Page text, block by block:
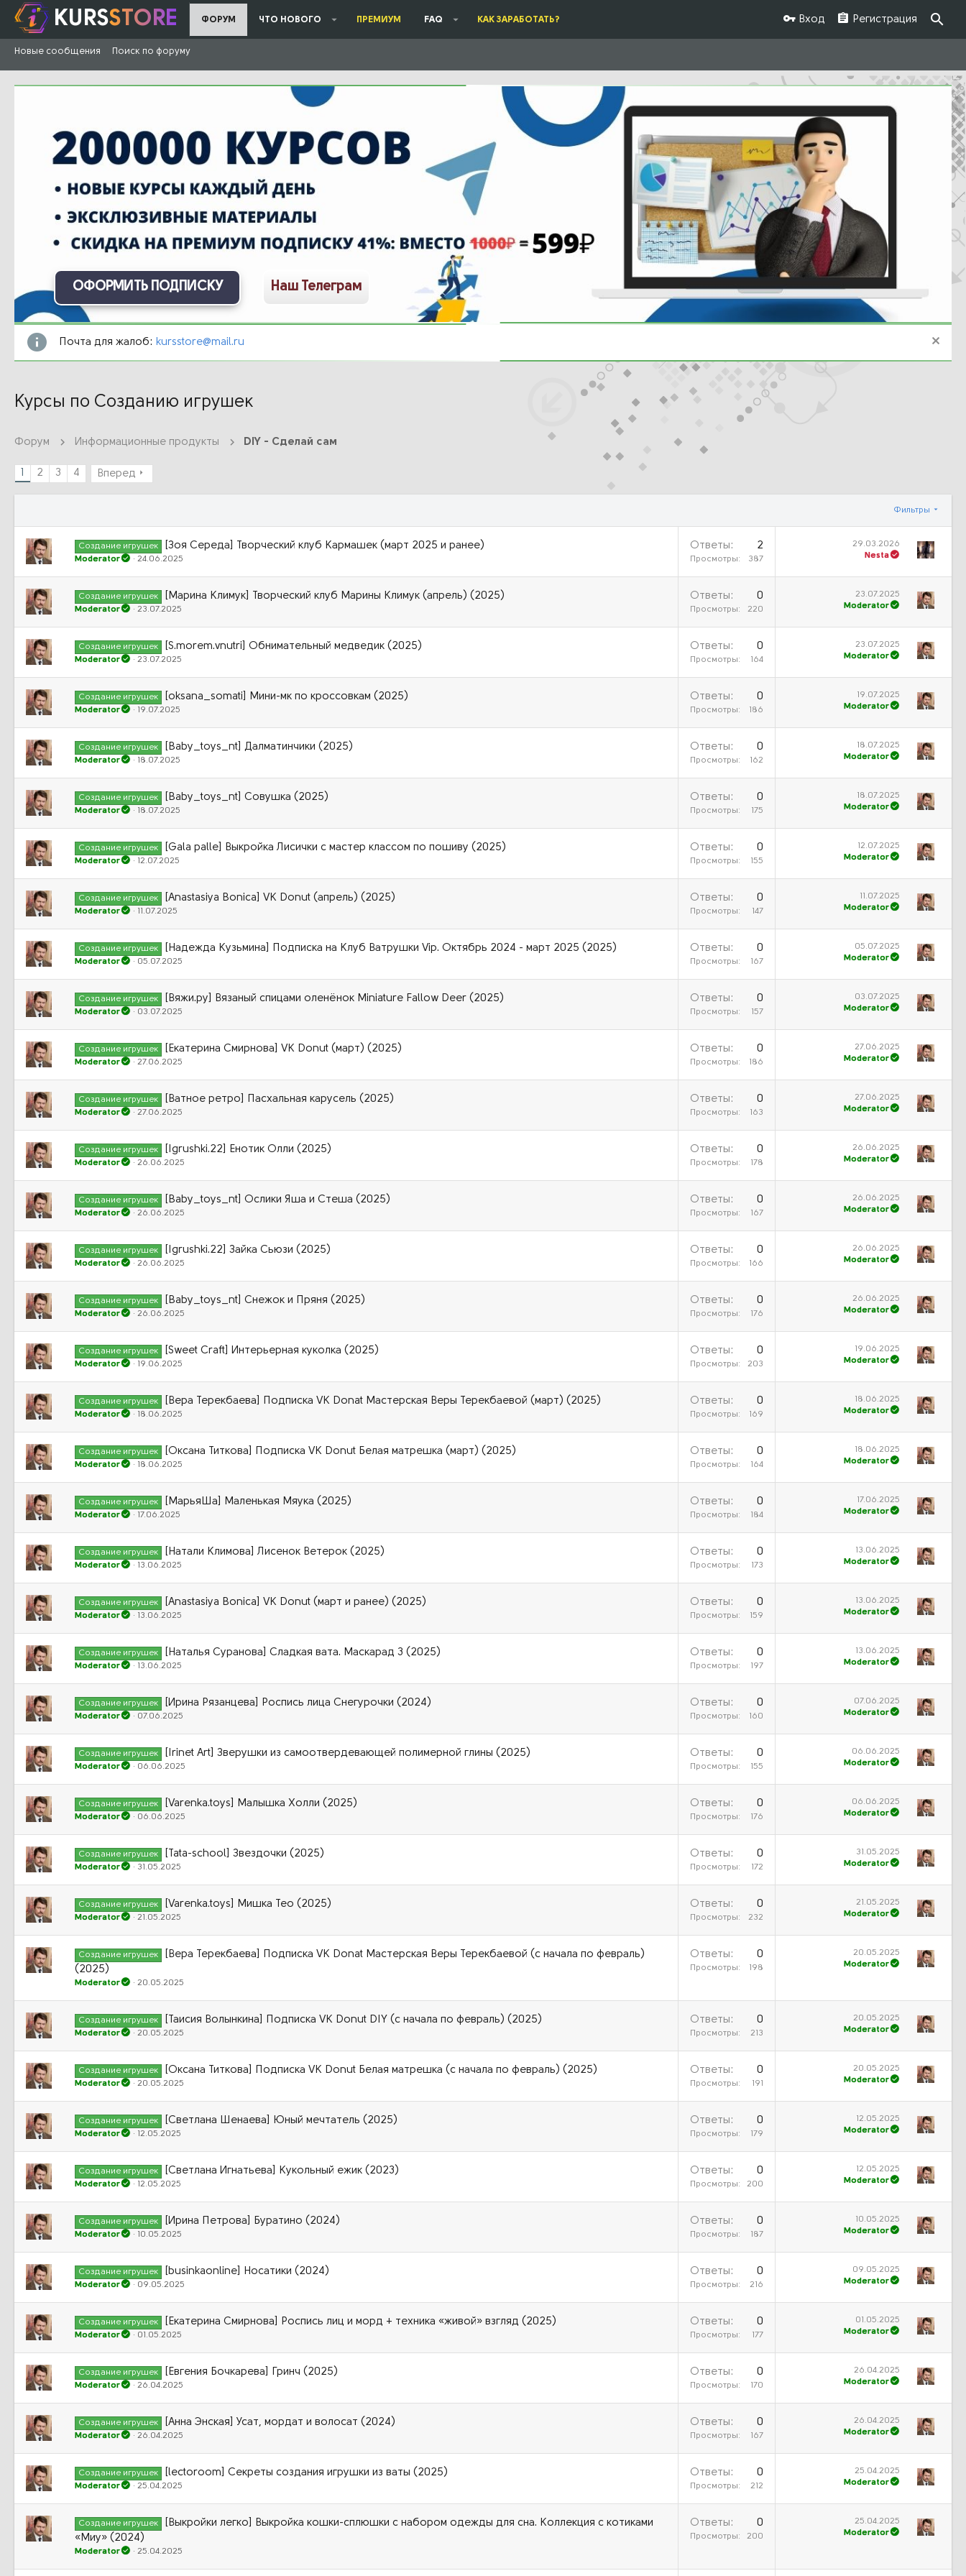
KURSSTORE ФОРУМ ЧТО НОВОГО ПРЕМИУМ FAQ КАК ЗАРАБОТАТЬ? Вход Регистрация
Новые сообщения Поиск по форуму
ОФОРМИТЬ ПОДПИСКУ Наш Телеграм
Почта для жалоб: kursstore@mail.ru
Курсы по Созданию игрушек
Форум Информационные продукты DIY - Сделай сам
2 3 4 Вперед
Фильтры
Создание игрушек [Зоя Середа] Творческий клуб Кармашек (март 2025 и ранее)
Moderator 24.06.2025
Ответы 2
Просмотры 387
29.03.2026
Nesta
Создание игрушек [Марина Климук] Творческий клуб Марины Климук (апрель) (2025)
Moderator 23.07.2025
Ответы 0
Просмотры 220
23.07.2025
Moderator
Создание игрушек [S.morem.vnutri] Обнимательный медведик (2025)
Moderator 23.07.2025
Ответы 0
Просмотры 164
23.07.2025
Moderator
Создание игрушек [oksana_somati] Мини-мк по кроссовкам (2025)
Moderator 19.07.2025
Ответы 0
Просмотры 186
19.07.2025
Moderator
Создание игрушек [Baby_toys_nt] Далматинчики (2025)
Moderator 18.07.2025
Ответы 0
Просмотры 162
18.07.2025
Moderator
Создание игрушек [Baby_toys_nt] Совушка (2025)
Moderator 18.07.2025
Ответы 0
Просмотры 175
18.07.2025
Moderator
Создание игрушек [Gala palle] Выкройка Лисички с мастер классом по пошиву (2025)
Moderator 12.07.2025
Ответы 0
Просмотры 155
12.07.2025
Moderator
Создание игрушек [Anastasiya Bonica] VK Donut (апрель) (2025)
Moderator 11.07.2025
Ответы 0
Просмотры 147
11.07.2025
Moderator
Создание игрушек [Надежда Кузьмина] Подписка на Клуб Ватрушки Vip. Октябрь 2024 - март 2025 (2025)
Moderator 05.07.2025
Ответы 0
Просмотры 167
05.07.2025
Moderator
Создание игрушек [Вяжи.ру] Вязаный спицами оленёнок Miniature Fallow Deer (2025)
Moderator 03.07.2025
Ответы 0
Просмотры 157
03.07.2025
Moderator
Создание игрушек [Екатерина Смирнова] VK Donut (март) (2025)
Moderator 27.06.2025
Ответы 0
Просмотры 186
27.06.2025
Moderator
Создание игрушек [Ватное ретро] Пасхальная карусель (2025)
Moderator 27.06.2025
Ответы 0
Просмотры 163
27.06.2025
Moderator
Создание игрушек [Igrushki.22] Енотик Олли (2025)
Moderator 26.06.2025
Ответы 0
Просмотры 178
26.06.2025
Moderator
Создание игрушек [Baby_toys_nt] Ослики Яша и Стеша (2025)
Moderator 26.06.2025
Ответы 0
Просмотры 167
26.06.2025
Moderator
Создание игрушек [Igrushki.22] Зайка Сьюзи (2025)
Moderator 26.06.2025
Ответы 0
Просмотры 166
26.06.2025
Moderator
Создание игрушек [Baby_toys_nt] Снежок и Пряня (2025)
Moderator 26.06.2025
Ответы 0
Просмотры 176
26.06.2025
Moderator
Создание игрушек [Sweet Craft] Интерьерная куколка (2025)
Moderator 19.06.2025
Ответы 0
Просмотры 203
19.06.2025
Moderator
Создание игрушек [Вера Терекбаева] Подписка VK Donat Мастерская Веры Терекбаевой (март) (2025)
Moderator 18.06.2025
Ответы 0
Просмотры 169
18.06.2025
Moderator
Создание игрушек [Оксана Титкова] Подписка VK Donut Белая матрешка (март) (2025)
Moderator 18.06.2025
Ответы 0
Просмотры 164
18.06.2025
Moderator
Создание игрушек [МарьяШа] Маленькая Мяука (2025)
Moderator 17.06.2025
Ответы 0
Просмотры 184
17.06.2025
Moderator
Создание игрушек [Натали Климова] Лисенок Ветерок (2025)
Moderator 13.06.2025
Ответы 0
Просмотры 173
13.06.2025
Moderator
Создание игрушек [Anastasiya Bonica] VK Donut (март и ранее) (2025)
Moderator 13.06.2025
Ответы 0
Просмотры 159
13.06.2025
Moderator
Создание игрушек [Наталья Суранова] Сладкая вата. Маскарад 3 (2025)
Moderator 13.06.2025
Ответы 0
Просмотры 197
13.06.2025
Moderator
Создание игрушек [Ирина Рязанцева] Роспись лица Снегурочки (2024)
Moderator 07.06.2025
Ответы 0
Просмотры 160
07.06.2025
Moderator
Создание игрушек [Irinet Art] Зверушки из самоотвердевающей полимерной глины (2025)
Moderator 06.06.2025
Ответы 0
Просмотры 155
06.06.2025
Moderator
Создание игрушек [Varenka.toys] Малышка Холли (2025)
Moderator 06.06.2025
Ответы 0
Просмотры 176
06.06.2025
Moderator
Создание игрушек [Tata-school] Звездочки (2025)
Moderator 31.05.2025
Ответы 0
Просмотры 172
31.05.2025
Moderator
Создание игрушек [Varenka.toys] Мишка Тео (2025)
Moderator 21.05.2025
Ответы 0
Просмотры 232
21.05.2025
Moderator
Создание игрушек
[Вера Терекбаева] Подписка VK Donat Мастерская Веры Терекбаевой (с начала по февраль)
(2025)
Moderator 20.05.2025
Ответы 0
Просмотры 198
20.05.2025
Moderator
Создание игрушек [Таисия Волынкина] Подписка VK Donut DIY (с начала по февраль) (2025)
Moderator 20.05.2025
Ответы 0
Просмотры 213
20.05.2025
Moderator
Создание игрушек [Оксана Титкова] Подписка VK Donut Белая матрешка (с начала по февраль) (2025)
Moderator 20.05.2025
Ответы 0
Просмотры 191
20.05.2025
Moderator
Создание игрушек [Светлана Шенаева] Юный мечтатель (2025)
Moderator 12.05.2025
Ответы 0
Просмотры 179
12.05.2025
Moderator
Создание игрушек [Светлана Игнатьева] Кукольный ежик (2023)
Moderator 12.05.2025
Ответы 0
Просмотры 200
12.05.2025
Moderator
Создание игрушек [Ирина Петрова] Буратино (2024)
Moderator 10.05.2025
Ответы 0
Просмотры 187
10.05.2025
Moderator
Создание игрушек [businkaonline] Носатики (2024)
Moderator 09.05.2025
Ответы 0
Просмотры 216
09.05.2025
Moderator
Создание игрушек [Екатерина Смирнова] Роспись лиц и морд + техника «живой» взгляд (2025)
Moderator 01.05.2025
Ответы 0
Просмотры 177
01.05.2025
Moderator
Создание игрушек [Евгения Бочкарева] Гринч (2025)
Moderator 26.04.2025
Ответы 0
Просмотры 170
26.04.2025
Moderator
Создание игрушек [Анна Энская] Усат, мордат и волосат (2024)
Moderator 26.04.2025
Ответы 0
Просмотры 167
26.04.2025
Moderator
Создание игрушек [lectoroom] Секреты создания игрушки из ваты (2025)
Moderator 25.04.2025
Ответы 0
Просмотры 212
25.04.2025
Moderator
Создание игрушек
[Выкройки легко] Выкройка кошки-сплюшки с набором одежды для сна. Коллекция с котиками
«Миу» (2024)
Moderator 25.04.2025
Ответы 0
Просмотры 200
25.04.2025
Moderator